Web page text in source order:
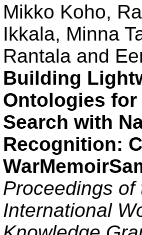
Mikko Koho,
Ikkala, Minna
Rantala and
Building
Ontologies for
Search with
Recognition:
Proceedings of
International